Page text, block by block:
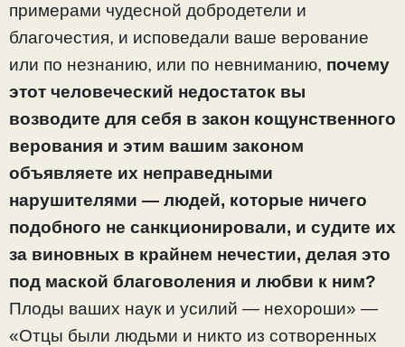
примерами чудесной добродетели и
благочестия, и исповедали ваше верование
или по незнанию, или по невниманию, почему
этот человеческий недостаток вы
возводите для себя в закон кощунственного
верования и этим вашим законом
объявляете их неправедными
нарушителями — людей, которые ничего
подобного не санкционировали, и судите их
за виновных в крайнем нечестии, делая это
под маской благоволения и любви к ним?
Плоды ваших наук и усилий — нехороши» —
«Отцы были людьми и никто из сотворенных